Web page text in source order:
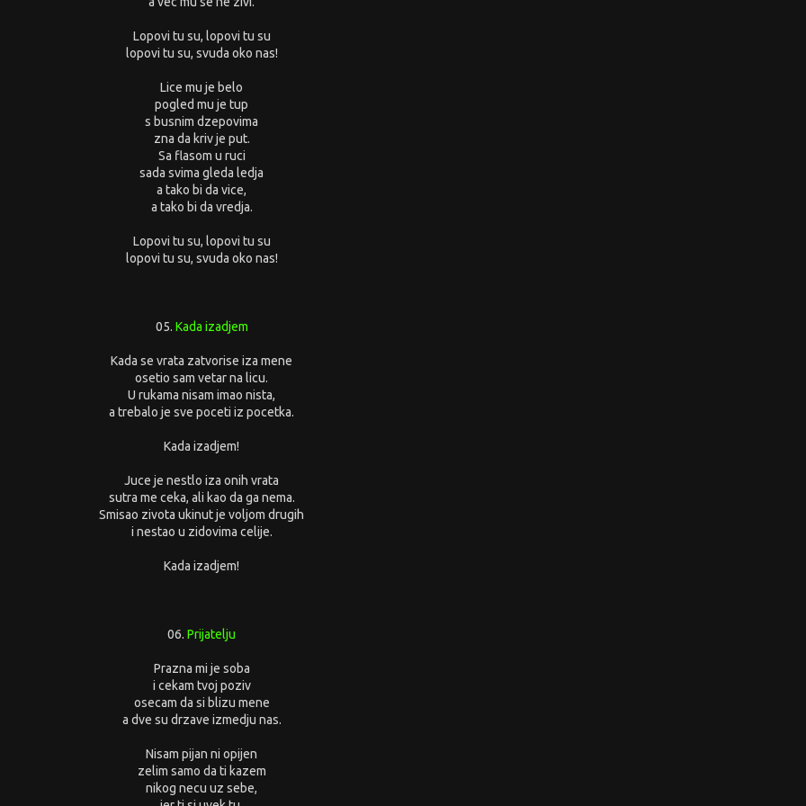
Lopovi tu su, lopovi tu su
lopovi tu su, svuda oko nas!
Lice mu je belo
pogled mu je tup
s busnim dzepovima
zna da kriv je put.
Sa flasom u ruci
sada svima gleda ledja
a tako bi da vice,
a tako bi da vredja.
Lopovi tu su, lopovi tu su
lopovi tu su, svuda oko nas!
05. Kada izadjem
Kada se vrata zatvorise iza mene
osetio sam vetar na licu.
U rukama nisam imao nista,
a trebalo je sve poceti iz pocetka.
Kada izadjem!
Juce je nestlo iza onih vrata
sutra me ceka, ali kao da ga nema.
Smisao zivota ukinut je voljom drugih
i nestao u zidovima celije.
Kada izadjem!
06.Prijatelju
Prazna mi je soba
i cekam tvoj poziv
osecam da si blizu mene
a dve su drzave izmedju nas.
Nisam pijan ni opijen
zelim samo da ti kazem
nikog necu uz sebe,